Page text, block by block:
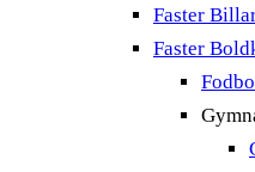
Faster
Faster